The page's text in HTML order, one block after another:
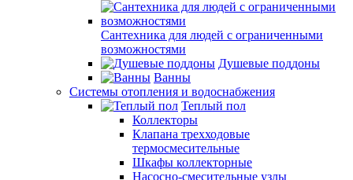
Сантехника для людей с ограниченными
возможностями
Душевые поддоны
Ванны
Системы отопления и водоснабжения
Теплый пол
Коллекторы
Клапана трехходовые
термосмесительные
Шкафы коллекторные
Насосно-смесительные узлы